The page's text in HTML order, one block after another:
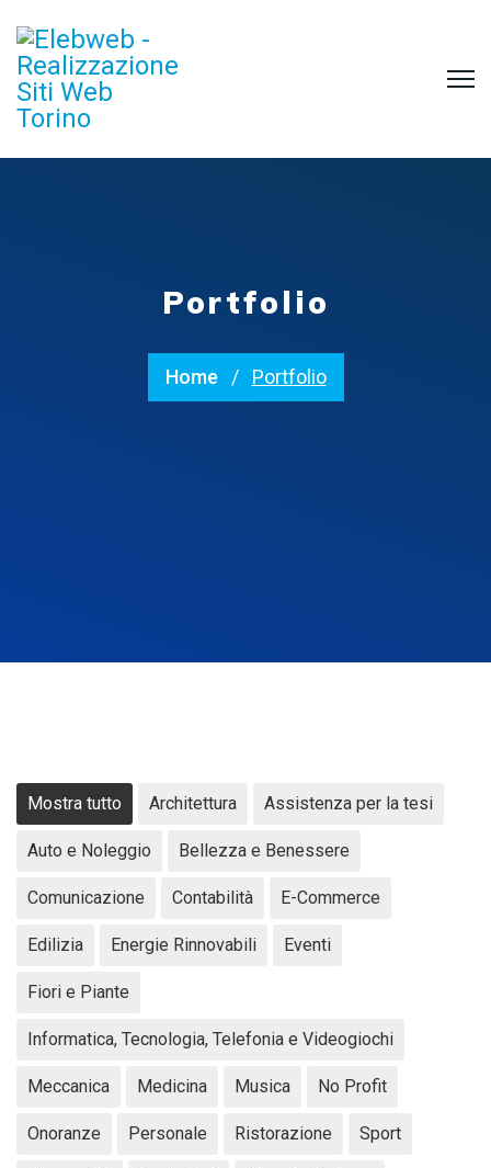
Portfolio
Home Portfolio
Mostra tutto Architettura Assistenza per la tesi
Auto e Noleggio Bellezza e Benessere
Comunicazione Contabilità E-Commerce
Edilizia Energie Rinnovabili Eventi
Fiori e Piante
Informatica, Tecnologia, Telefonia e Videogiochi
Meccanica Medicina Musica No Profit
Onoranze Personale Ristorazione Sport